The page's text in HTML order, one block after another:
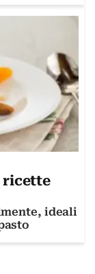
ricette
ideali